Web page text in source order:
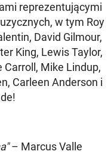
reprezentującymi
w tym Roy
David Gilmour,
King, Lewis Taylor,
Carroll, Mike Lindup,
Carleen Anderson i
– Marcus Valle